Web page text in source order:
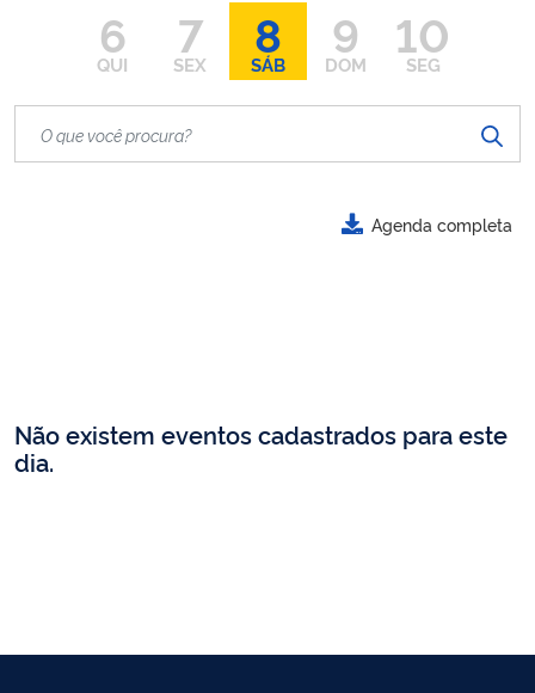
6
QUI
7
SEX
8
SÁB
9
DOM
10
SEG
Agenda completa
Não existem eventos cadastrados para este
dia.